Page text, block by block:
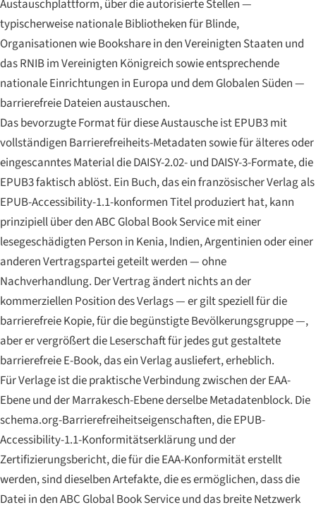
Austauschplattform, über die autorisierte Stellen —
typischerweise nationale Bibliotheken für Blinde,
Organisationen wie Bookshare in den Vereinigten Staaten und
das RNIB im Vereinigten Königreich sowie entsprechende
nationale Einrichtungen in Europa und dem Globalen Süden —
barrierefreie Dateien austauschen.
Das bevorzugte Format für diese Austausche ist EPUB3 mit
vollständigen Barrierefreiheits-Metadaten sowie für älteres oder
eingescanntes Material die DAISY-2.02- und DAISY-3-Formate, die
EPUB3 faktisch ablöst. Ein Buch, das ein französischer Verlag als
EPUB-Accessibility-1.1-konformen Titel produziert hat, kann
prinzipiell über den ABC Global Book Service mit einer
lesegeschädigten Person in Kenia, Indien, Argentinien oder einer
anderen Vertragspartei geteilt werden — ohne
Nachverhandlung. Der Vertrag ändert nichts an der
kommerziellen Position des Verlags — er gilt speziell für die
barrierefreie Kopie, für die begünstigte Bevölkerungsgruppe —,
aber er vergrößert die Leserschaft für jedes gut gestaltete
barrierefreie E-Book, das ein Verlag ausliefert, erheblich.
Für Verlage ist die praktische Verbindung zwischen der EAA-
Ebene und der Marrakesch-Ebene derselbe Metadatenblock. Die
schema.org-Barrierefreiheitseigenschaften, die EPUB-
Accessibility-1.1-Konformitätserklärung und der
Zertifizierungsbericht, die für die EAA-Konformität erstellt
werden, sind dieselben Artefakte, die es ermöglichen, dass die
Datei in den ABC Global Book Service und das breite Netzwerk